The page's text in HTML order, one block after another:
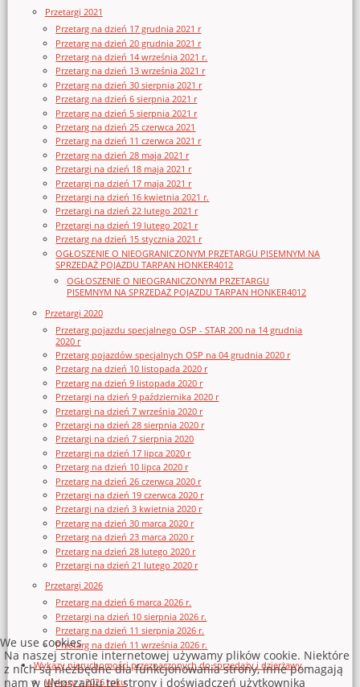
Przetargi 2021
Przetarg na dzień 17 grudnia 2021 r
Przetarg na dzień 20 grudnia 2021 r
Przetarg na dzień 14 września 2021 r.
Przetarg na dzień 13 września 2021 r
Przetarg na dzień 30 sierpnia 2021 r
Przetarg na dzień 6 sierpnia 2021 r
Przetarg na dzień 5 sierpnia 2021 r
Przetarg na dzień 25 czerwca 2021
Przetarg na dzień 11 czerwca 2021 r
Przetarg na dzień 28 maja 2021 r
Przetargi na dzień 18 maja 2021 r
Przetargi na dzień 17 maja 2021 r
Przetargi na dzień 16 kwietnia 2021 r.
Przetargi na dzień 22 lutego 2021 r
Przetargi na dzień 19 lutego 2021 r
Przetarg na dzień 15 stycznia 2021 r
OGŁOSZENIE O NIEOGRANICZONYM PRZETARGU PISEMNYM NA
SPRZEDAŻ POJAZDU TARPAN HONKER4012
OGŁOSZENIE O NIEOGRANICZONYM PRZETARGU
PISEMNYM NA SPRZEDAŻ POJAZDU TARPAN HONKER4012
Przetargi 2020
Przetarg pojazdu specjalnego OSP - STAR 200 na 14 grudnia
2020 r
Przetarg pojazdów specjalnych OSP na 04 grudnia 2020 r
Przetarg na dzień 10 listopada 2020 r
Przetarg na dzień 9 listopada 2020 r
Przetargi na dzień 9 października 2020 r
Przetargi na dzień 7 września 2020 r
Przetargi na dzień 28 sierpnia 2020 r
Przetargi na dzień 7 sierpnia 2020
Przetargi na dzień 17 lipca 2020 r
Przetarg na dzień 10 lipca 2020 r
Przetarg na dzień 26 czerwca 2020 r
Przetargi na dzień 19 czerwca 2020 r
Przetargi na dzień 3 kwietnia 2020 r
Przetarg na dzień 30 marca 2020 r
Przetarg na dzień 23 marca 2020 r
Przetarg na dzień 28 lutego 2020 r
Przetargi na dzień 21 lutego 2020 r
Przetargi 2026
Przetarg na dzień 6 marca 2026 r.
Przetargi na dzień 10 sierpnia 2026 r.
Przetarg na dzień 11 sierpnia 2026 r.
Przetarg na dzień 11 września 2026 r.
Wykazy nieruchomości przeznaczonych do sprzedaży i dzierżawy
Wykazy z 2026 roku
We use cookies
Na naszej stronie internetowej używamy plików cookie. Niektóre
z nich są niezbędne dla funkcjonowania strony, inne pomagają
nam w ulepszaniu tej strony i doświadczeń użytkownika